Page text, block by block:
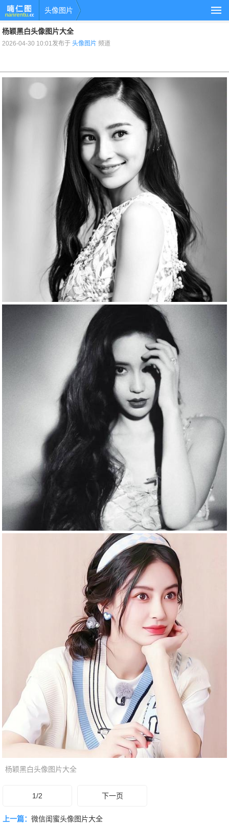
头像图片
杨颖黑白头像图片大全
2026-04-30 10:01发布于头像图片 频道
杨颖黑白头像图片大全
1/2 下一页
上一篇： 微信闺蜜头像图片大全